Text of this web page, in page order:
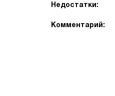
Недостатки:
Комментарий: